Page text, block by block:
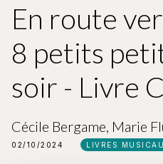
En route
8 petits
soir - Livre
Cécile Bergame Marie
02/10/2024 LIVRES